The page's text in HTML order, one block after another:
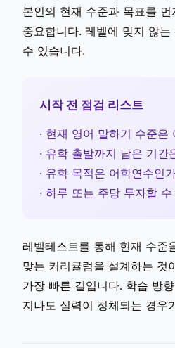
본인의 현재 수준과 목표를
중요합니다. 레벨에 맞지 않
수 있습니다.
시작 전 점검 리스트
· 현재 영어 말하기 수준은
· 유학 출발까지 남은 기간
· 유학 목적은 어학연수인
· 하루 또는 주당 투자할
레벨테스트를 통해 현재 수준
맞는 커리큘럼을 설계하는 것
가장 빠른 길입니다. 학습 방
지나도 실력이 정체되는 경우